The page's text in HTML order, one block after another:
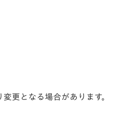
更となる場合があります。